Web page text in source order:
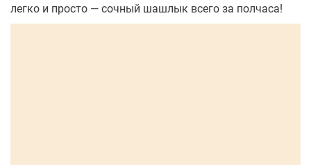
легко и просто — сочный шашлык всего за полчаса!